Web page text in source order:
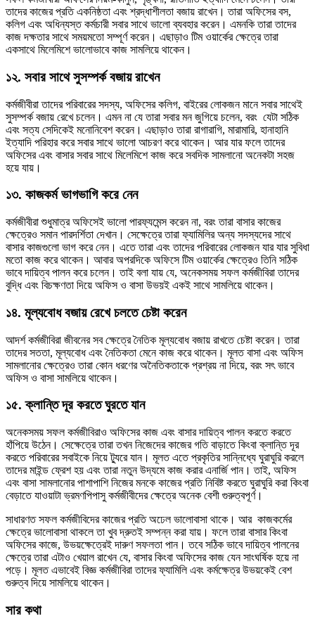
তাদের কাজের প্রতি একনিষ্ঠতা এবং শ্রদ্ধাশীলতা বজায় রাখেন। তারা অফিসের বস,
কলিগ এবং অধিন্যস্ত কর্মচারী সবার সাথে ভালো ব্যবহার করেন। এমনকি তারা তাদের
কাজ দক্ষতার সাথে সময়মতো সম্পূর্ণ করেন। এছাড়াও টিম ওয়ার্কের ক্ষেত্রে তারা
একসাথে মিলেমিশে ভালোভাবে কাজ সামলিয়ে থাকেন।
১২. সবার সাথে সুসম্পর্ক বজায় রাখেন
কর্মজীবীরা তাদের পরিবারের সদস্য, অফিসের কলিগ, বাইরের লোকজন মানে সবার সাথেই
সুসম্পর্ক বজায় রেখে চলেন। এমন না যে তারা সবার মন জুগিয়ে চলেন, বরং যেটা সঠিক
এবং সত্য সেদিকেই মনোনিবেশ করেন। এছাড়াও তারা রাগারাগি, মারামারি, হানাহানি
ইত্যাদি পরিহার করে সবার সাথে ভালো আচরণ করে থাকেন। আর যার ফলে তাদের
অফিসের এবং বাসার সবার সাথে মিলেমিশে কাজ করে সবদিক সামলানো অনেকটা সহজ
হয়ে যায়।
১৩. কাজকর্ম ভাগভাগি করে নেন
কর্মজীবীরা শুধুমাত্র অফিসেই ভালো পারফ্যমেন্স করেন না, বরং তারা বাসার কাজের
ক্ষেত্রেও সমান পারদর্শিতা দেখান। সেক্ষেত্রে তারা ফ্যামিলির অন্য সদস্যদের সাথে
বাসার কাজগুলো ভাগ করে নেন। এতে তারা এবং তাদের পরিবারের লোকজন যার যার সুবিধা
মতো কাজ করে থাকেন। আবার অপরদিকে অফিসে টিম ওয়ার্কের ক্ষেত্রেও তিনি সঠিক
ভাবে দায়িত্ব পালন করে চলেন। তাই বলা যায় যে, অনেকসময় সফল কর্মজীবিরা তাদের
বুদ্ধি এবং বিচক্ষণতা দিয়ে অফিস ও বাসা উভয়ই একই সাথে সামলিয়ে থাকেন।
১৪. মূল্যবোধ বজায় রেখে চলতে চেষ্টা করেন
আদর্শ কর্মজীবিরা জীবনের সব ক্ষেত্রে নৈতিক মূল্যবোধ বজায় রাখতে চেষ্টা করেন। তারা
তাদের সততা, মূল্যবোধ এবং নৈতিকতা মেনে কাজ করে থাকেন। মূলত বাসা এবং অফিস
সামলানোর ক্ষেত্রেও তারা কোন ধরণের অনৈতিকতাকে প্রশ্রয় না দিয়ে, বরং সৎ ভাবে
অফিস ও বাসা সামলিয়ে থাকেন।
১৫. ক্লান্তি দূর করতে ঘুরতে যান
অনেকসময় সফল কর্মজীবিরাও অফিসের কাজ এবং বাসার দায়িত্ব পালন করতে করতে
হাঁপিয়ে উঠেন। সেক্ষেত্রে তারা তখন নিজেদের কাজের গতি বাড়াতে কিংবা ক্লান্তি দূর
করতে পরিবারের সবাইকে নিয়ে ট্যুরে যান। মূলত এতে প্রকৃতির সান্নিধ্যে ঘুরাঘুরি করলে
তাদের মাইন্ড ফ্রেশ হয় এবং তারা নতুন উদ্যমে কাজ করার এনার্জি পান। তাই, অফিস
এবং বাসা সামলানোর পাশাপাশি নিজের মনকে কাজের প্রতি নিবিষ্ট করতে ঘুরাঘুরি করা কিংবা
বেড়াতে যাওয়াটা ভ্রমণপিপাসু কর্মজীবীদের ক্ষেত্রে অনেক বেশী গুরুত্বপূর্ণ।
সাধারণত সফল কর্মজীবিদের কাজের প্রতি অঢেল ভালোবাসা থাকে। আর কাজকর্মের
ক্ষেত্রে ভালোবাসা থাকলে তা খুব দ্রুতই সম্পন্ন করা যায়। ফলে তারা বাসার কিংবা
অফিসের কাজে, উভয়ক্ষেত্রেই দারুণ সফলতা পান। তবে সঠিক ভাবে দায়িত্ব পালনের
ক্ষেত্রে তারা এটাও খেয়াল রাখেন যে, বাসার কিংবা অফিসের কাজ যেন সাংঘর্ষিক হয়ে না
পড়ে। মূলত এভাবেই বিজ্ঞ কর্মজীবিরা তাদের ফ্যামিলি এবং কর্মক্ষেত্র উভয়কেই বেশ
গুরুত্ব দিয়ে সামলিয়ে থাকেন।
সার কথা